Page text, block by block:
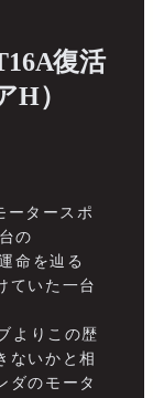
復活
H）
タースポ
の
命を辿る
ていた一台
よりこの歴
ないかと相
ダのモータ